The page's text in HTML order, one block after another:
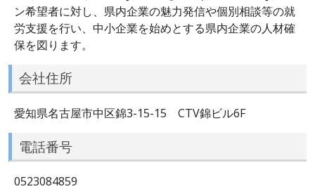
ン希望者に対し、県内企業の魅力発信や個別相談等の就
労支援を行い、中小企業を始めとする県内企業の人材確
保を図ります。
会社住所
愛知県名古屋市中区錦3-15-15 CTV錦ビル6F
電話番号
0523084859